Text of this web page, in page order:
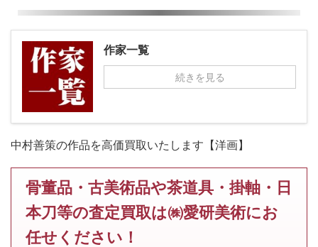
作家一覧
続きを見る
中村善策の作品を高価買取いたします【洋画】
骨董品・古美術品や茶道具・掛軸・日
本刀等の査定買取は㈱愛研美術にお
任せください！